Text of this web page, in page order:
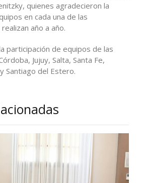
quienes agradecieron la
en cada una de las
año a año.
participación de equipos de las
Jujuy, Salta, Santa Fe,
Santiago del Estero.